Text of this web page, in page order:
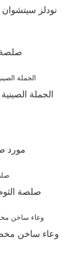
نودلز
صلصة
الجملة
مورد
صلصة
وعاء ساخن